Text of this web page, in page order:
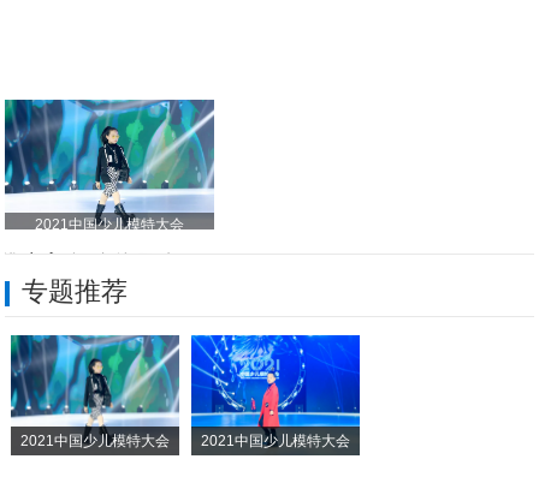
2021中国少儿模特大会
宁波欧熠乐傅博：OGI＋AI的无限可能
兰宝国产沸石转轮十年突围，重塑转轮市场格
日联科技在线CT破解行业难题，赋能新能源
专题推荐
2021中国少儿模特大会 2021中国少儿模特大会